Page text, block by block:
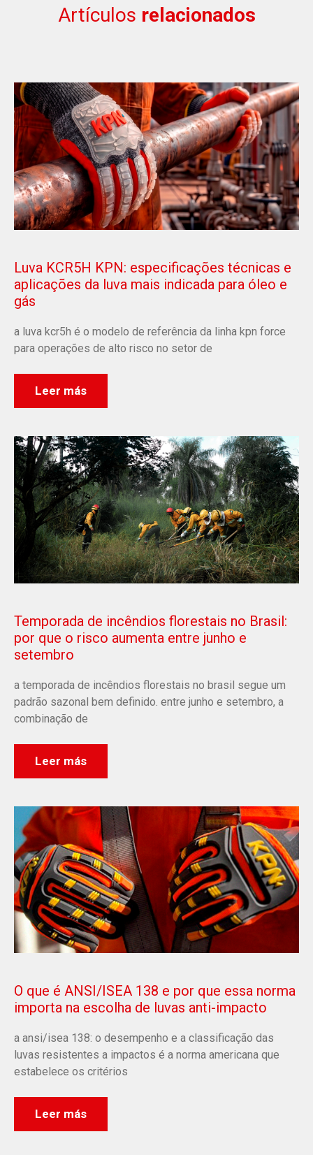
Artículos relacionados
Luva KCR5H KPN: especificações técnicas e
aplicações da luva mais indicada para óleo e
gás
a luva kcr5h é o modelo de referência da linha kpn force
para operações de alto risco no setor de
Leer más
Temporada de incêndios florestais no Brasil:
por que o risco aumenta entre junho e
setembro
a temporada de incêndios florestais no brasil segue um
padrão sazonal bem definido. entre junho e setembro, a
combinação de
Leer más
O que é ANSI/ISEA 138 e por que essa norma
importa na escolha de luvas anti-impacto
a ansi/isea 138: o desempenho e a classificação das
luvas resistentes a impactos é a norma americana que
estabelece os critérios
Leer más